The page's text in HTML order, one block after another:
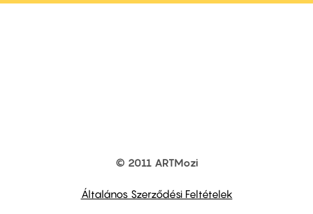
© 2011 ARTMozi
Általános Szerződési Feltételek